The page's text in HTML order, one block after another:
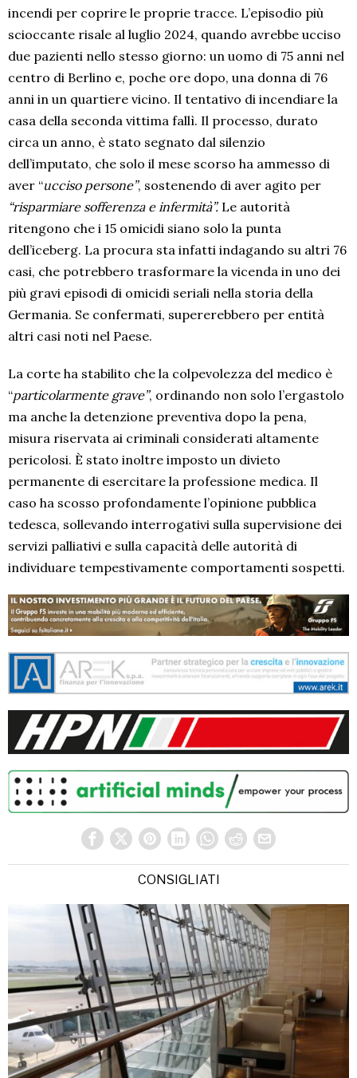
incendi per coprire le proprie tracce. L’episodio più
scioccante risale al luglio 2024, quando avrebbe ucciso
due pazienti nello stesso giorno: un uomo di 75 anni nel
centro di Berlino e, poche ore dopo, una donna di 76
anni in un quartiere vicino. Il tentativo di incendiare la
casa della seconda vittima fallì. Il processo, durato
circa un anno, è stato segnato dal silenzio
dell’imputato, che solo il mese scorso ha ammesso di
aver “ucciso persone”, sostenendo di aver agito per
“risparmiare sofferenza e infermità”. Le autorità
ritengono che i 15 omicidi siano solo la punta
dell’iceberg. La procura sta infatti indagando su altri 76
casi, che potrebbero trasformare la vicenda in uno dei
più gravi episodi di omicidi seriali nella storia della
Germania. Se confermati, supererebbero per entità
altri casi noti nel Paese.
La corte ha stabilito che la colpevolezza del medico è
“particolarmente grave”, ordinando non solo l’ergastolo
ma anche la detenzione preventiva dopo la pena,
misura riservata ai criminali considerati altamente
pericolosi. È stato inoltre imposto un divieto
permanente di esercitare la professione medica. Il
caso ha scosso profondamente l’opinione pubblica
tedesca, sollevando interrogativi sulla supervisione dei
servizi palliativi e sulla capacità delle autorità di
individuare tempestivamente comportamenti sospetti.
CONSIGLIATI